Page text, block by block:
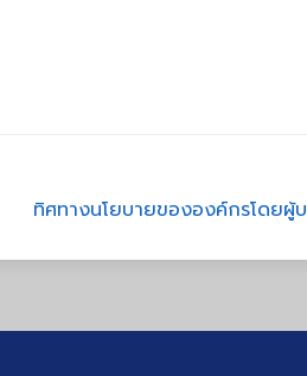
ทิศทางนโยบายขององค์กรโดยผู้